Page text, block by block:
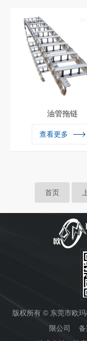
油管拖链
油管拖链在机床做z大
转时，如钢制拖链的宽
查看更多
首页
版权所有 © 东莞市欧
限公司 备